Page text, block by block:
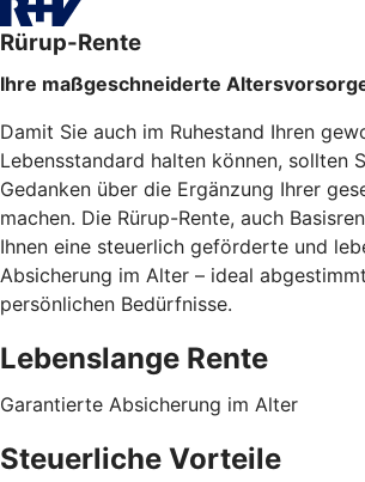
Rürup-Rente
Ihre maßgeschneiderte
Damit Sie auch im Ruhestand Ihren
Lebensstandard halten können, sollten
Gedanken über die Ergänzung Ihrer
machen. Die Rürup-Rente, auch
Ihnen eine steuerlich geförderte und
Absicherung im Alter – ideal
persönlichen Bedürfnisse.
Lebenslange Rente
Garantierte Absicherung im Alter
Steuerliche Vorteile